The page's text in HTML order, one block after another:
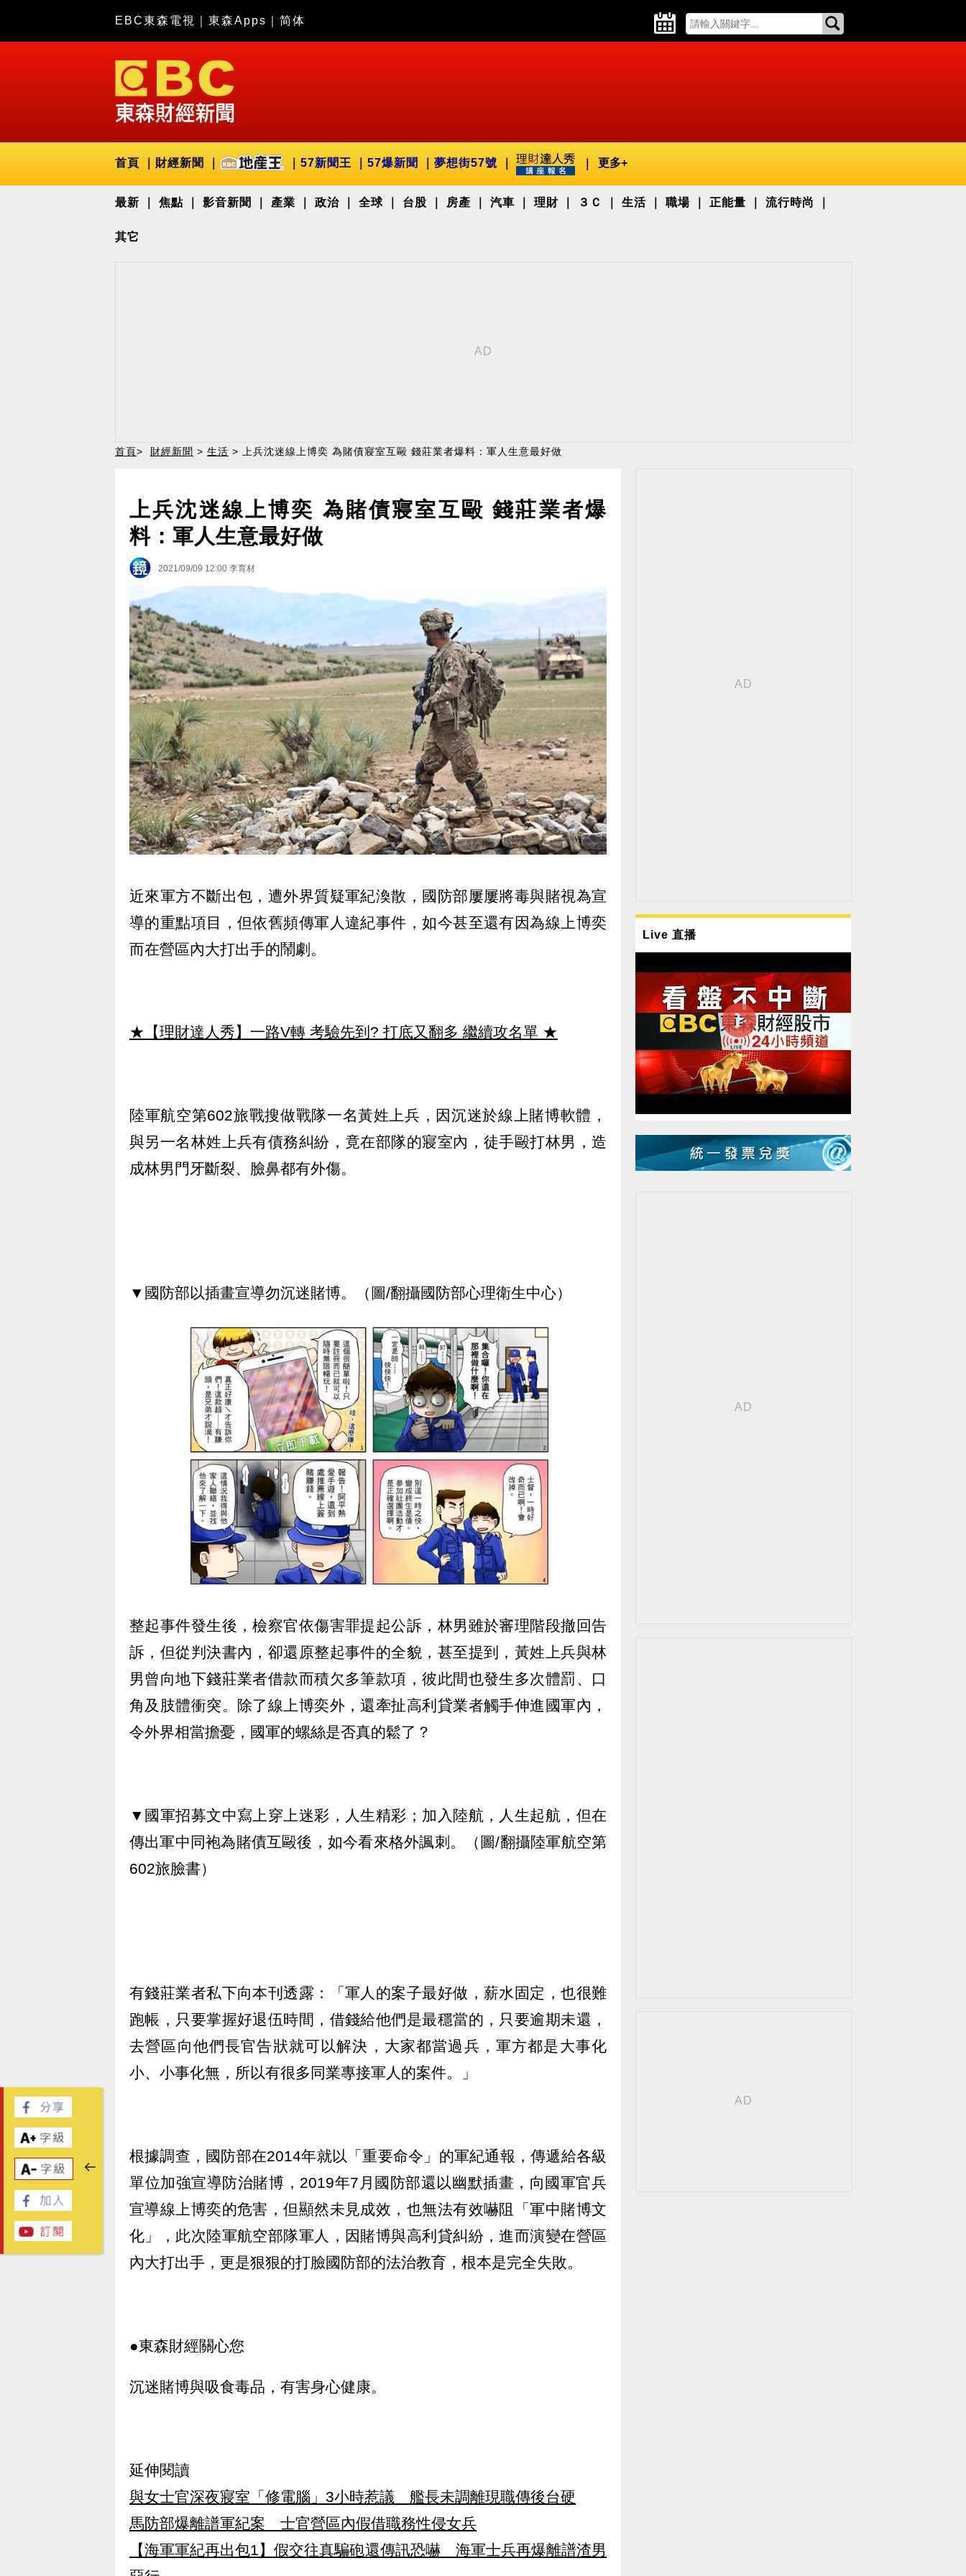
EBC東森電視 東森Apps 简体
首頁 財經新聞 57新聞王 57爆新聞 夢想街57號 更多+
最新 焦點 影音新聞 產業 政治 全球 台股 房產 汽車 理財 ３Ｃ 生活 職場 正能量 流行時尚
其它
首頁> 財經新聞 > 生活 > 上兵沈迷線上博奕 為賭債寢室互毆 錢莊業者爆料：軍人生意最好做
上兵沈迷線上博奕 為賭債寢室互毆 錢莊業者爆
料：軍人生意最好做
2021/09/09 12:00 李育材
近來軍方不斷出包，遭外界質疑軍紀渙散，國防部屢屢將毒與賭視為宣
導的重點項目，但依舊頻傳軍人違紀事件，如今甚至還有因為線上博奕
而在營區內大打出手的鬧劇。
★【理財達人秀】一路V轉 考驗先到? 打底又翻多 繼續攻名單 ★
陸軍航空第602旅戰搜做戰隊一名黃姓上兵，因沉迷於線上賭博軟體，
與另一名林姓上兵有債務糾紛，竟在部隊的寢室內，徒手毆打林男，造
成林男門牙斷裂、臉鼻都有外傷。
▼國防部以插畫宣導勿沉迷賭博。（圖/翻攝國防部心理衛生中心）
整起事件發生後，檢察官依傷害罪提起公訴，林男雖於審理階段撤回告
訴，但從判決書內，卻還原整起事件的全貌，甚至提到，黃姓上兵與林
男曾向地下錢莊業者借款而積欠多筆款項，彼此間也發生多次體罰、口
角及肢體衝突。除了線上博奕外，還牽扯高利貸業者觸手伸進國軍內，
令外界相當擔憂，國軍的螺絲是否真的鬆了？
▼國軍招募文中寫上穿上迷彩，人生精彩；加入陸航，人生起航，但在
傳出軍中同袍為賭債互毆後，如今看來格外諷刺。（圖/翻攝陸軍航空第
602旅臉書）
有錢莊業者私下向本刊透露：「軍人的案子最好做，薪水固定，也很難
跑帳，只要掌握好退伍時間，借錢給他們是最穩當的，只要逾期未還，
去營區向他們長官告狀就可以解決，大家都當過兵，軍方都是大事化
小、小事化無，所以有很多同業專接軍人的案件。」
根據調查，國防部在2014年就以「重要命令」的軍紀通報，傳遞給各級
單位加強宣導防治賭博，2019年7月國防部還以幽默插畫，向國軍官兵
宣導線上博奕的危害，但顯然未見成效，也無法有效嚇阻「軍中賭博文
化」，此次陸軍航空部隊軍人，因賭博與高利貸糾紛，進而演變在營區
內大打出手，更是狠狠的打臉國防部的法治教育，根本是完全失敗。
●東森財經關心您
沉迷賭博與吸食毒品，有害身心健康。
延伸閱讀
與女士官深夜寢室「修電腦」3小時惹議 艦長未調離現職傳後台硬
馬防部爆離譜軍紀案 士官營區內假借職務性侵女兵
【海軍軍紀再出包1】假交往真騙砲還傳訊恐嚇 海軍士兵再爆離譜渣男
Live 直播